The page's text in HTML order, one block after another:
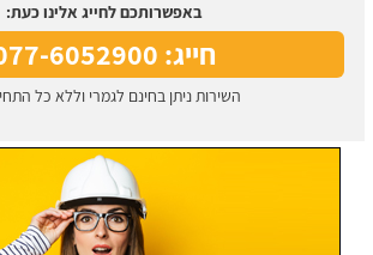
באפשרותכם לחייג אלינו כעת:
חייג: 077-6052900
השירות ניתן בחינם לגמרי וללא כל